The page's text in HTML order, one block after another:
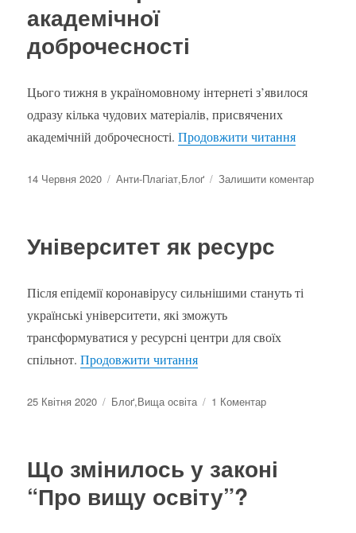
академічної
доброчесності
Цього тижня в україномовному інтернеті з’явилося
одразу кілька чудових матеріалів, присвячених
академічній доброчесності.Продовжити читання“Нові
Оприлюднено
14 Червня 2020 Категорії
Анти-Плагіат,Блоґ Залишити коментардо
Університет як ресурс
Після епідемії коронавірусу сильнішими стануть ті
українські університети, які зможуть
трансформуватися у ресурсні центри для своїх
спільнот.Продовжити читання“Університет як ресурс”
Оприлюднено
25 Квітня 2020 Категорії
Блоґ,Вища освіта 1 Коментардо
Що змінилось у законі
“Про вищу освіту”?